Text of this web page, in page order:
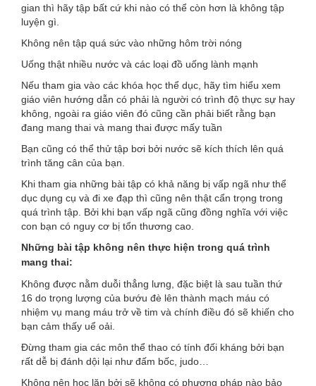
gian thì hãy tập bất cứ khi nào có thể còn hơn là không tập
luyện gì.
Không nên tập quá sức vào những hôm trời nóng
Uống thật nhiều nước và các loại đồ uống lành mạnh
Nếu tham gia vào các khóa học thể dục, hãy tìm hiểu xem
giáo viên hướng dẫn có phải là người có trình độ thực sự hay
không, ngoài ra giáo viên đó cũng cần phải biết rằng bạn
đang mang thai và mang thai được mấy tuần
Bạn cũng có thể thử tập bơi bởi nước sẽ kích thích lên quá
trình tăng cân của bạn.
Khi tham gia những bài tập có khả năng bị vấp ngã như thể
dục dụng cụ và đi xe đạp thì cũng nên thật cẩn trọng trong
quá trình tập. Bởi khi bạn vấp ngã cũng đồng nghĩa với việc
con bạn có nguy cơ bị tổn thương cao.
Những bài tập không nên thực hiện trong quá trình
mang thai:
Không được nằm duỗi thẳng lưng, đặc biệt là sau tuần thứ
16 do trọng lượng của bướu đè lên thành mạch máu có
nhiệm vụ mang máu trở về tim và chính điều đó sẽ khiến cho
bạn cảm thấy uể oải.
Đừng tham gia các môn thể thao có tính đối kháng bởi bạn
rất dễ bị đánh dội lại như đấm bốc, judo…
Không nên học lặn bởi sẽ không có phương pháp nào bảo